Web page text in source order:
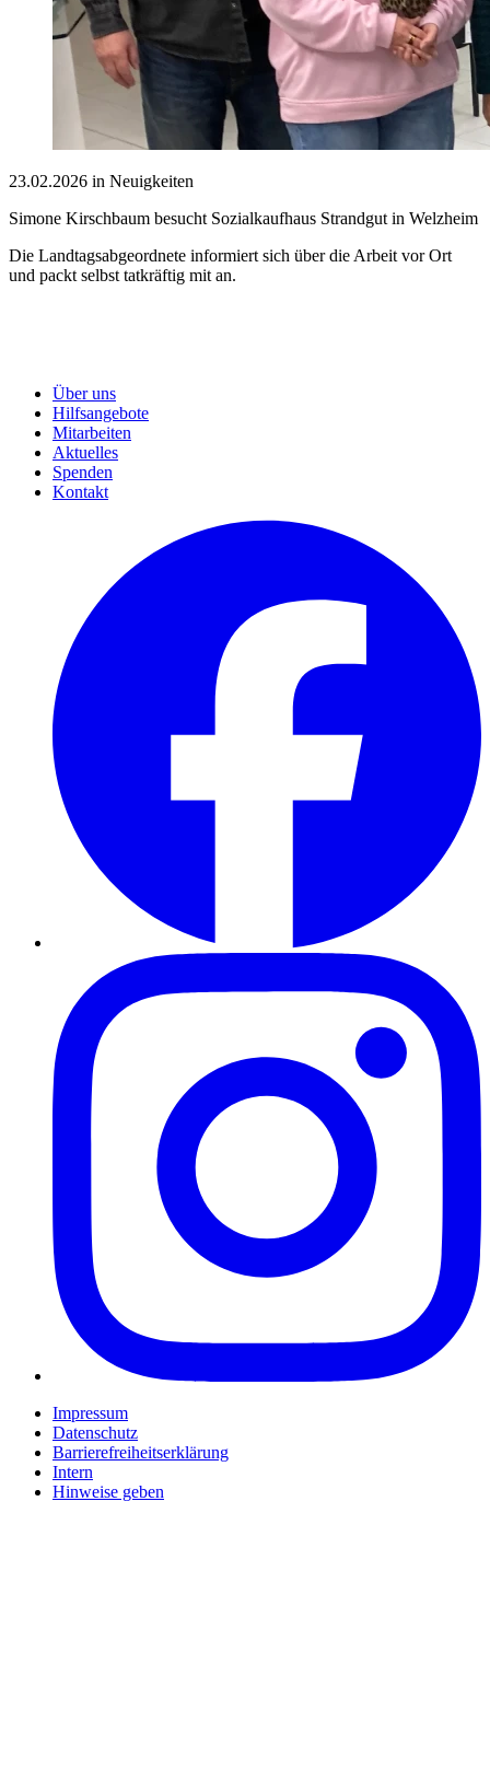
23.02.2026 in Neuigkeiten
Simone Kirschbaum besucht Sozialkaufhaus Strandgut in Welzheim
Die Landtagsabgeordnete informiert sich über die Arbeit vor Ort
und packt selbst tatkräftig mit an.
Über uns
Hilfsangebote
Mitarbeiten
Aktuelles
Spenden
Kontakt
Impressum
Datenschutz
Barrierefreiheitserklärung
Intern
Hinweise geben